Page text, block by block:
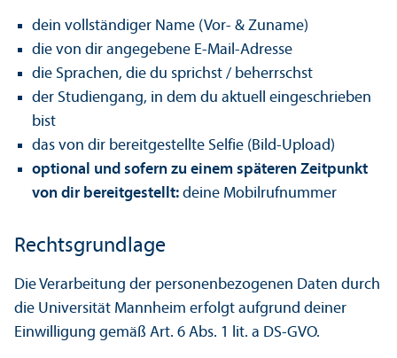
dein vollständiger Name (Vor- & Zuname)
die von dir angegebene E-Mail-Adresse
die Sprachen, die du sprichst / beherrschst
der Studien­gang, in dem du aktuell eingeschrieben
bist
das von dir bereitgestellte Selfie (Bild-Upload)
optional und sofern zu einem späteren Zeitpunkt
von dir bereitgestellt: deine Mobilrufnummer
Rechts­grundlage
Die Verarbeitung der personenbezogenen Daten durch
die Universität Mannheim erfolgt aufgrund deiner
Einwilligung gemäß Art. 6 Abs. 1 lit. a DS-GVO.